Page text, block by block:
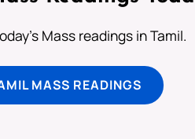
Mass readings in Tamil.
MASS READINGS